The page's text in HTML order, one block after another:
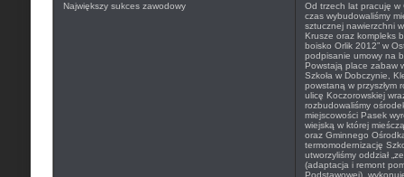
Największy sukces zawodowy
Od trzech lat pracuję w
czas wybudowaliśmy
sztucznej nawierzchni
Krusze oraz kompleks
boisko Orlik 2012” w
podpisanie umowy na
Powstają place zabaw
Szkoła w Dobczynie,
powstaną w przyszłym
ulicę Koczorowskiej
rozbudowaliśmy
miejscowości Pasek
wiejską w której
oraz Gminnego
termomodernizację
utworzyliśmy oddział
(adaptacja i remont
Podstawowej),